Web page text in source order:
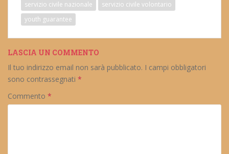
servizio civile nazionale
servizio civile volontario
youth guarantee
LASCIA UN COMMENTO
Il tuo indirizzo email non sarà pubblicato. I campi obbligatori
sono contrassegnati *
Commento *